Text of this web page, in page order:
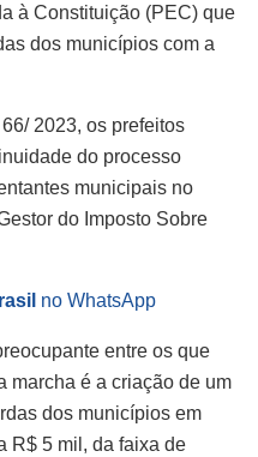
à Constituição (PEC) que
dos municípios com a
2023, os prefeitos
do processo
municipais no
do Imposto Sobre
no WhatsApp
entre os que
marcha é a criação de um
dos municípios em
R$ 5 mil, da faixa de